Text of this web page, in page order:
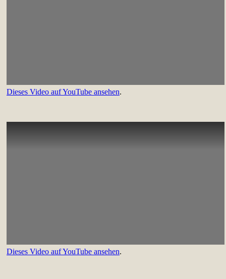
Dieses Video auf YouTube ansehen.
Dieses Video auf YouTube ansehen.